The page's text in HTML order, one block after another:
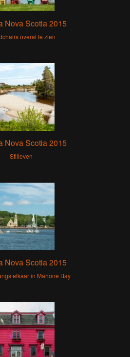
Nova Scotia 2015
overal te zien
Nova Scotia 2015
Stilleven
Nova Scotia 2015
elkaar in Mahone Bay